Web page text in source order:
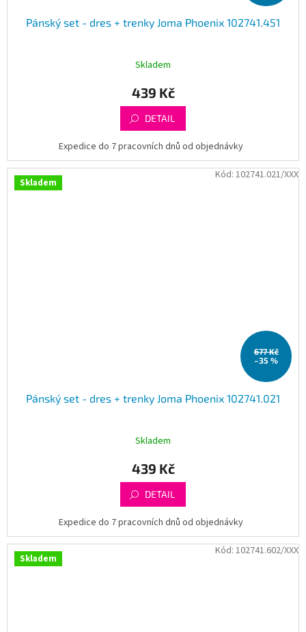
Pánský set - dres + trenky Joma Phoenix 102741.451
Skladem
439 Kč
DETAIL
Expedice do 7 pracovních dnů od objednávky
Skladem
677 Kč
–35 %
Pánský set - dres + trenky Joma Phoenix 102741.021
Skladem
439 Kč
DETAIL
Expedice do 7 pracovních dnů od objednávky
Kód: 102741.021/XXX
Skladem
Kód: 102741.602/XXX